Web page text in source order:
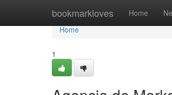
bookmarkloves Home
Home
Home
1